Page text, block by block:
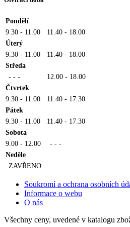
Pondělí
9.30 - 11.00
11.40 - 18.00
Úterý
9.30 - 11.00
11.40 - 18.00
Středa
- - -
12.00 - 18.00
Čtvrtek
9.30 - 11.00
11.40 - 17.30
Pátek
9.30 - 11.00
11.40 - 17.30
Sobota
9.00 - 12.00
- - -
Neděle
ZAVŘENO
Soukromí a ochrana osobních
Informace o webu
O nás
Všechny ceny, uvedené v katalogu